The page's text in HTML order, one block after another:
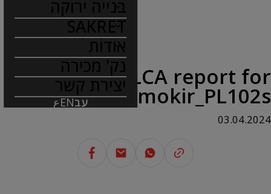
בנייה ירוקה
SAKRET
אודות
נק' מכירה
יצירת קשר
עבENع
LCA report for
Termokir_PL102s
03.04.2024